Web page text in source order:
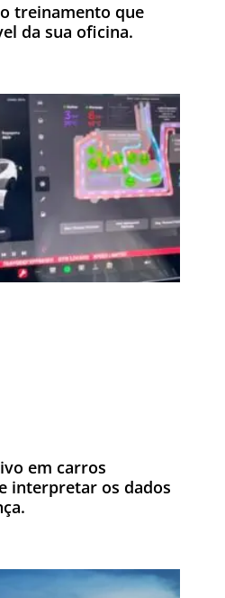
treinamento que
da sua oficina.
em carros
interpretar os dados